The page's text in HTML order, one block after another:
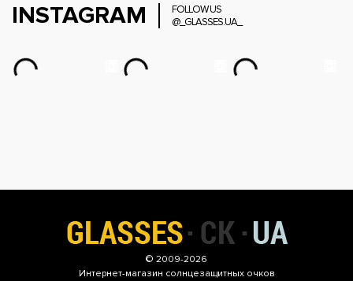
INSTAGRAM
FOLLOW US
@_GLASSES.UA_
© 2009-2026
Интернет-магазин солнцезащитных очков